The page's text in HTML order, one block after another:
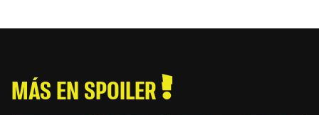
MÁS EN SPOILER